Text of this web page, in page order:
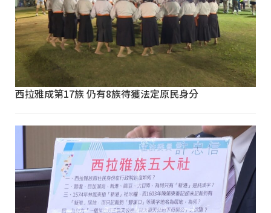
西拉雅成第17族 仍有8族待獲法定原民身分